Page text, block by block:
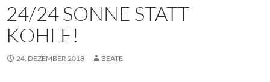
24/24 SONNE STATT
KOHLE!
24. DEZEMBER 2018 BEATE